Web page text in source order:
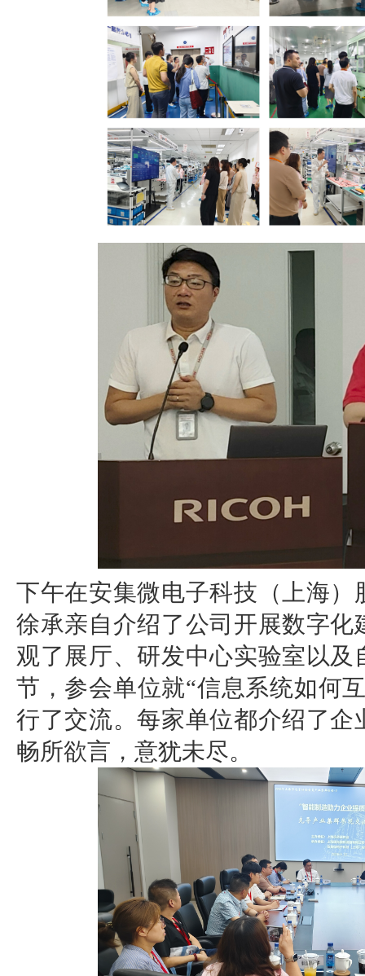
下午在安集微电子科技（上海
徐承亲自介绍了公司开展数字
观了展厅、研发中心实验室以
节，参会单位就“信息系统如何
行了交流。每家单位都介绍了
畅所欲言，意犹未尽。